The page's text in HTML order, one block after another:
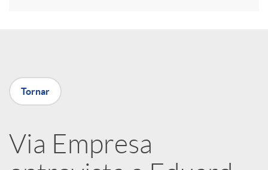
X
r
Tornar
Via Empresa